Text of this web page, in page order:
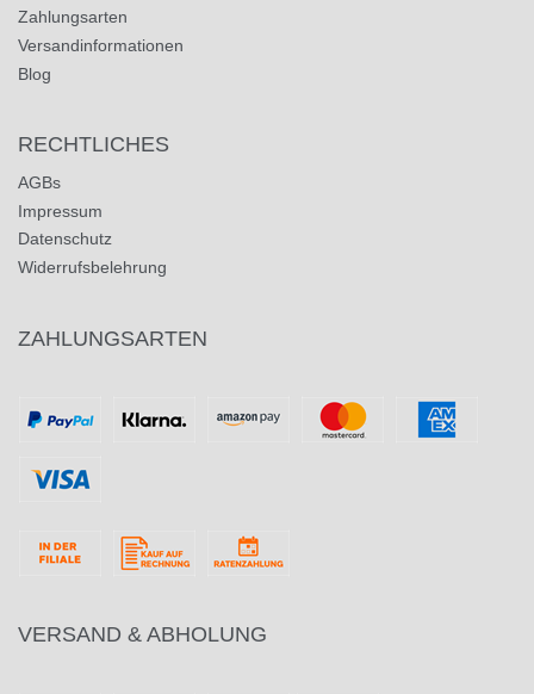
Zahlungsarten
Versandinformationen
Blog
RECHTLICHES
AGBs
Impressum
Datenschutz
Widerrufsbelehrung
ZAHLUNGSARTEN
VERSAND & ABHOLUNG